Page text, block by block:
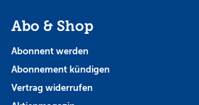
Abo & Shop
Abonnent werden
Abonnement kündigen
Vertrag widerrufen